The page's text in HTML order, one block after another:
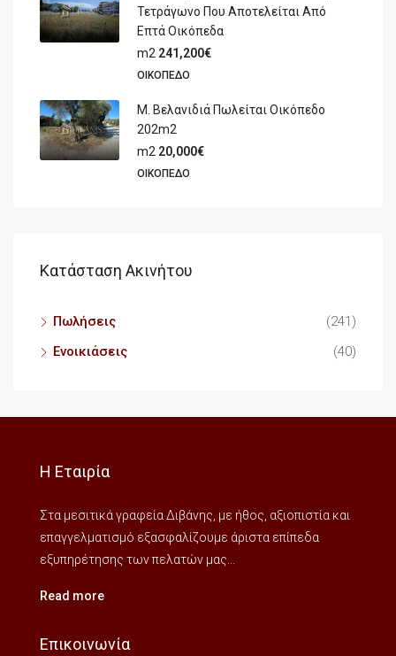
Τετράγωνο Που Αποτελείται Από
Επτά Οικόπεδα
m2 241,200€
ΟΙΚΌΠΕΔΟ
Μ. Βελανιδιά Πωλείται Οικόπεδο
202m2
m2 20,000€
ΟΙΚΌΠΕΔΟ
Κατάσταση Ακινήτου
Πωλήσεις
(241)
Ενοικιάσεις
(40)
Η Εταιρία
Στα μεσιτικά γραφεία Διβάνης, με ήθος, αξιοπιστία και
επαγγελματισμό εξασφαλίζουμε άριστα επίπεδα
εξυπηρέτησης των πελατών μας...
Read more
Επικοινωνία